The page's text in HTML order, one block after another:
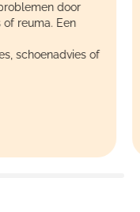
door
reuma. Een
schoenadvies of